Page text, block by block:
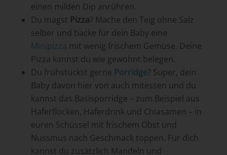
einen milden Dip anrühren.
Du magst Pizza? Mache den Teig ohne Salz
selber und backe für dein Baby eine
Minipizza mit wenig frischem Gemüse. Deine
Pizza kannst du wie gewohnt belegen.
Du frühstückst gerne Porridge? Super, dein
Baby davon hier von auch mitessen und du
kannst das Basisporridge – zum Beispiel aus
Haferflocken, Haferdrink und Chiasamen – in
euren Schüssel mit frischem Obst und
Nussmus nach Geschmack toppen. Für dich
kannst du zusätzlich Mandeln und